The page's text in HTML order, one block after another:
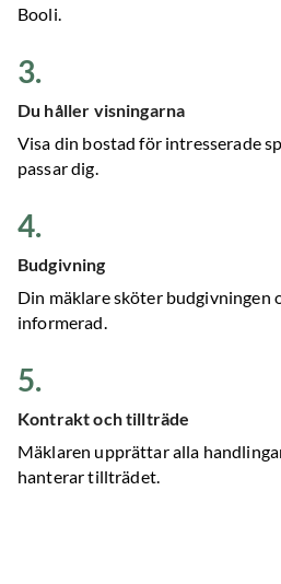
Booli.
3.
Du håller visningarna
Visa din bostad för intresserade
passar dig.
4.
Budgivning
Din mäklare sköter budgivningen
informerad.
5.
Kontrakt och tillträde
Mäklaren upprättar alla
hanterar tillträdet.